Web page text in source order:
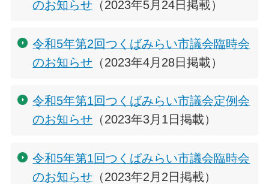
のお知らせ （2023年5月24日掲載）
令和5年第2回つくばみらい市議会臨時会
のお知らせ （2023年4月28日掲載）
令和5年第1回つくばみらい市議会定例会
のお知らせ （2023年3月1日掲載）
令和5年第1回つくばみらい市議会臨時会
のお知らせ （2023年2月2日掲載）